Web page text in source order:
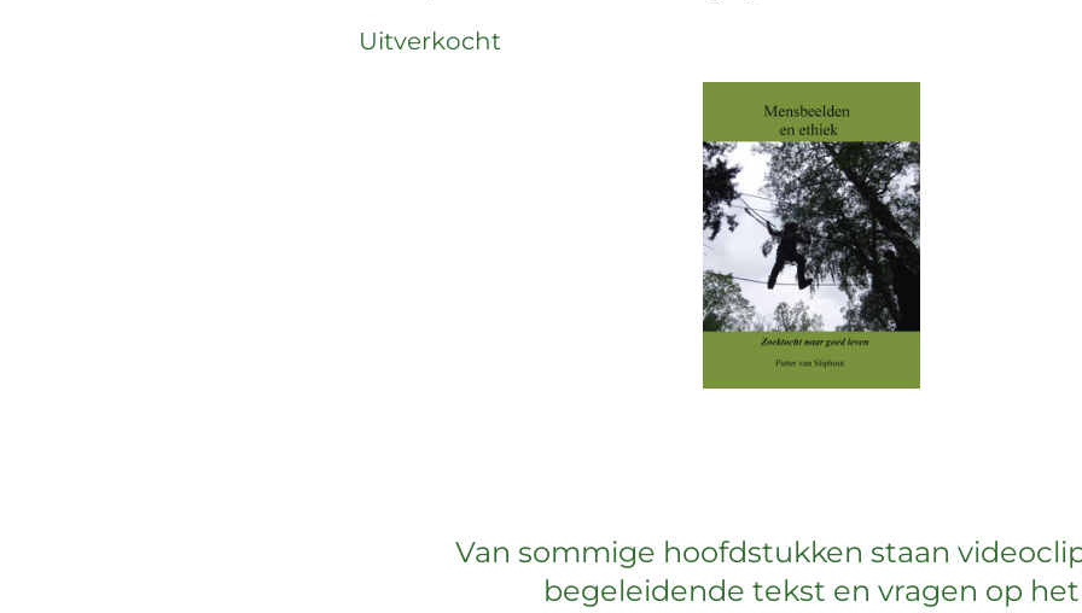
Uitverkocht
Van sommige hoofdstukken staan
begeleidende tekst en vragen op het